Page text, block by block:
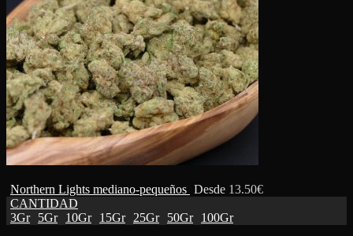
Northern Lights mediano-pequeños Desde 13.50€
CANTIDAD
3Gr
5Gr 10Gr 15Gr 25Gr 50Gr
100Gr